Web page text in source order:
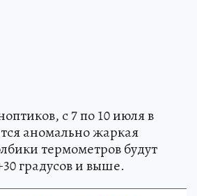
с 7 по 10 июля в
аномально жаркая
термометров будут
градусов и выше.